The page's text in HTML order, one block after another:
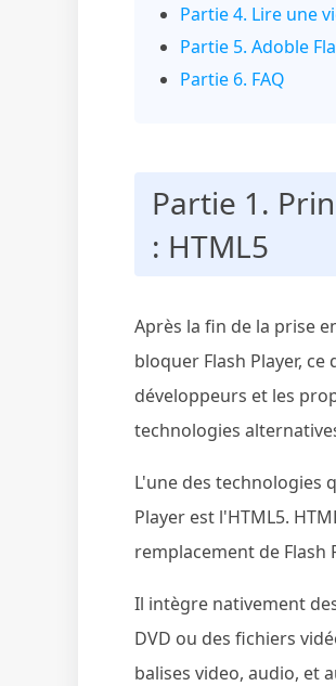
Partie 4. Lire une
Partie 5. Adoble
Partie 6. FAQ
Partie 1.
: HTML5
Après la fin de la prise
bloquer Flash Player,
développeurs et les
technologies
L'une des technologies
Player est l'HTML5.
remplacement de Flash
Il intègre nativement
DVD ou des fichiers
balises video, audio, et